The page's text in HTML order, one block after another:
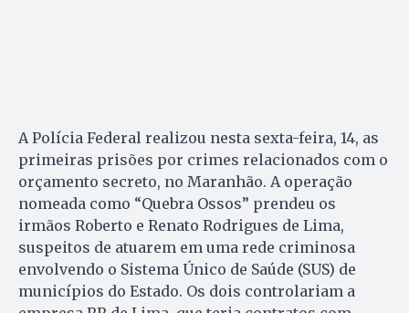
A Polícia Federal realizou nesta sexta-feira, 14, as
primeiras prisões por crimes relacionados com o
orçamento secreto, no Maranhão. A operação
nomeada como “Quebra Ossos” prendeu os
irmãos Roberto e Renato Rodrigues de Lima,
suspeitos de atuarem em uma rede criminosa
envolvendo o Sistema Único de Saúde (SUS) de
municípios do Estado. Os dois controlariam a